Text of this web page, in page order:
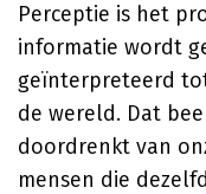
Perceptie is het
informatie wordt
geïnterpreteerd
de wereld. Dat
doordrenkt van
mensen die